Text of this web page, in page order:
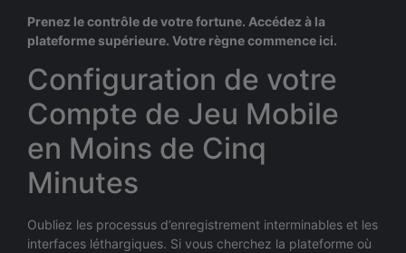
Prenez le contrôle de votre fortune. Accédez à la
plateforme supérieure. Votre règne commence ici.
Configuration de votre
Compte de Jeu Mobile
en Moins de Cinq
Minutes
Oubliez les processus d’enregistrement interminables et les
interfaces léthargiques. Si vous cherchez la plateforme où